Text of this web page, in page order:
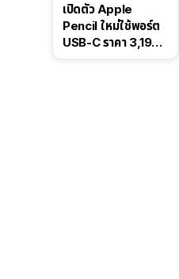
เปิดตัว Apple
Pencil ใหม่ใช้พอร์ต
USB-C ราคา 3,190